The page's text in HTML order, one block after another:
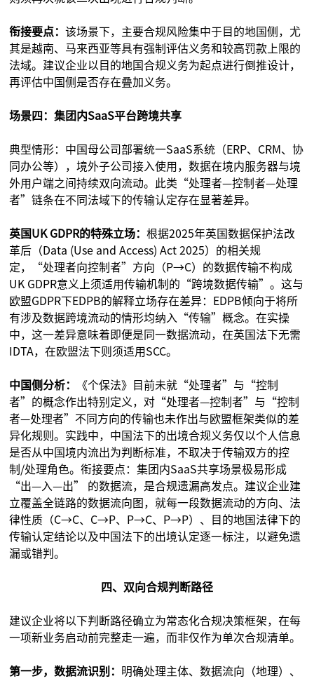
衔接要点：该场景下，主要合规风险集中于目的地国侧，尤
其是越南、马来西亚等具有强制评估义务和较高罚款上限的
法域。建议企业以目的地国合规义务为起点进行倒推设计，
再评估中国侧是否存在叠加义务。
场景四：集团内SaaS平台跨境共享
典型情形：中国母公司部署统一SaaS系统（ERP、CRM、协
同办公等），境外子公司接入使用，数据在境内服务器与境
外用户端之间持续双向流动。此类“处理者—控制者—处理
者”链条在不同法域下的传输认定存在显著差异。
英国UK GDPR的特殊立场：根据2025年英国数据保护法改
革后（Data (Use and Access) Act 2025）的相关规
定，“处理者向控制者”方向（P→C）的数据传输不构成
UK GDPR意义上须适用传输机制的“跨境数据传输”。这与
欧盟GDPR下EDPB的解释立场存在差异：EDPB倾向于将所
有涉及数据跨境流动的情形均纳入“传输”概念。在实操
中，这一差异意味着即便是同一数据流动，在英国法下无需
IDTA，在欧盟法下则须适用SCC。
中国侧分析：
《个保法》目前未就“处理者”与“控制
者”的概念作出特别定义，对“处理者—控制者”与“控制
者—处理者”不同方向的传输也未作出与欧盟框架类似的差
异化规则。实践中，中国法下的出境合规义务仅以个人信息
是否从中国境内流出为判断标准，不取决于传输双方的控
制/处理角色。衔接要点：集团内SaaS共享场景极易形成
“出—入—出” 的数据流，是合规遗漏高发点。建议企业建
立覆盖全链路的数据流向图，就每一段数据流动的方向、法
律性质（C→C、C→P、P→C、P→P）、目的地国法律下的
传输认定结论以及中国法下的出境认定逐一标注，以避免遗
漏或错判。
四、双向合规判断路径
建议企业将以下判断路径确立为常态化合规决策框架，在每
一项新业务启动前完整走一遍，而非仅作为单次合规清单。
第一步，数据流识别： 明确处理主体、数据流向（地理）、